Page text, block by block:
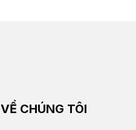
VỀ CHÚNG TÔI